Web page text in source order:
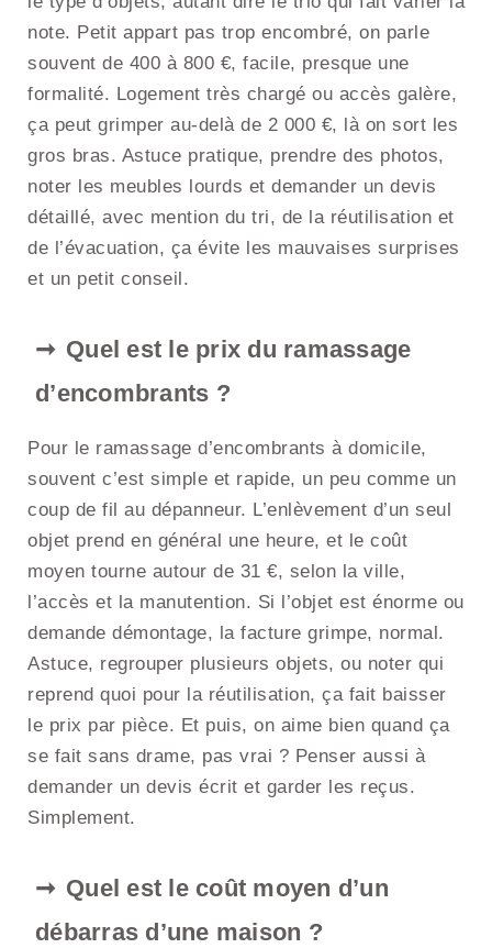
note. Petit appart pas trop encombré, on parle
souvent de 400 à 800 €, facile, presque une
formalité. Logement très chargé ou accès galère,
ça peut grimper au-delà de 2 000 €, là on sort les
gros bras. Astuce pratique, prendre des photos,
noter les meubles lourds et demander un devis
détaillé, avec mention du tri, de la réutilisation et
de l’évacuation, ça évite les mauvaises surprises
et un petit conseil.
Quel est le prix du ramassage
d’encombrants ?
Pour le ramassage d’encombrants à domicile,
souvent c’est simple et rapide, un peu comme un
coup de fil au dépanneur. L’enlèvement d’un seul
objet prend en général une heure, et le coût
moyen tourne autour de 31 €, selon la ville,
l’accès et la manutention. Si l’objet est énorme ou
demande démontage, la facture grimpe, normal.
Astuce, regrouper plusieurs objets, ou noter qui
reprend quoi pour la réutilisation, ça fait baisser
le prix par pièce. Et puis, on aime bien quand ça
se fait sans drame, pas vrai ? Penser aussi à
demander un devis écrit et garder les reçus.
Simplement.
Quel est le coût moyen d’un
débarras d’une maison ?